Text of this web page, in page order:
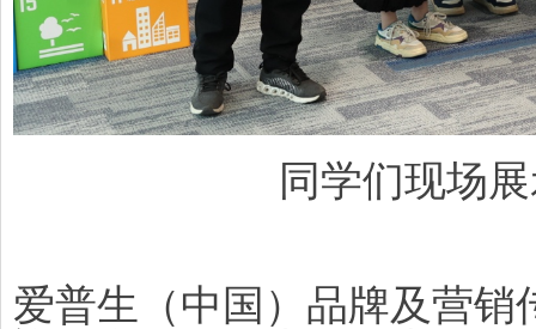
同学们现场
爱普生（中国）品牌及营销